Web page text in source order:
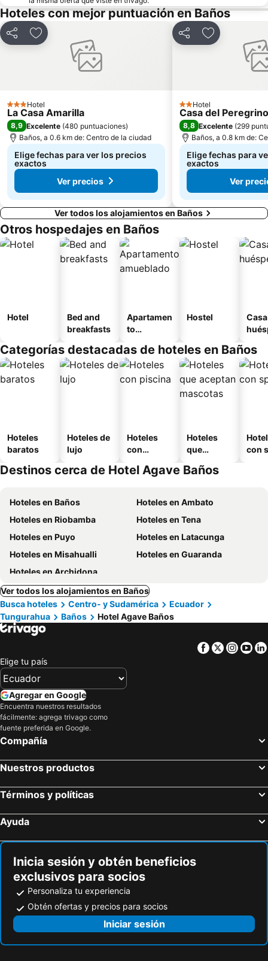
Hoteles con mejor puntuación en Baños
CompartirAgregar a favoritos
3 Estrellas
Hotel
La Casa Amarilla
8,9 Excelente (480 puntuaciones)
Baños, a 0.6 km de: Centro de la ciudad
Elige fechas para ver los precios
exactos
Ver precios
CompartirAgregar a
2 Estrellas
Hotel
Casa del
8,8 Excelente (299
Baños, a 0.8 km de:
Elige fechas para
exactos
Ver
Ver todos los alojamientos en Baños
Otros hospedajes en Baños
Hotel
Bed and
breakfasts
Apartamen
to
o
Hostel
Categorías destacadas de hoteles en Baños
Hoteles
baratos
Hoteles de
lujo
Hoteles
con
Hoteles
que
mascotas
con
Destinos cerca de Hotel Agave Baños
Hoteles en Baños
Hoteles en Ambato
Hoteles en Riobamba
Hoteles en Tena
Hoteles en Puyo
Hoteles en Latacunga
Hoteles en Misahualli
Hoteles en Guaranda
Hoteles en Archidona
Ver todos los alojamientos en Baños
Busca hoteles
Centro- y Sudamérica
Ecuador
Tungurahua
Baños Hotel Agave Baños
Facebook
Twitter
Elige tu país
Agregar en Google
Encuentra nuestros resultados
fácilmente: agrega trivago como
fuente preferida en Google.
Compañía
Nuestros productos
Términos y políticas
Ayuda
Inicia sesión y obtén beneficios
exclusivos para socios
Personaliza tu experiencia
Obtén ofertas y precios para socios
Iniciar sesión